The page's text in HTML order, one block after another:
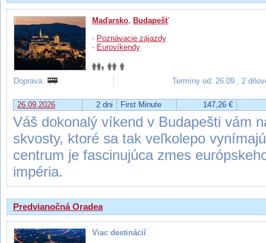
Maďarsko, Budapešť
- Poznávacie zájazdy
- Eurovíkendy
Doprava: Termíny od: 26.09., 2
26.09.2026 2 dni First Minute 147,26 €
Váš dokonalý víkend v Budapešti vám
skvosty, ktoré sa tak veľkolepo
centrum je fascinujúca zmes
impéria.
Predvianočná Oradea
Viac destinácií